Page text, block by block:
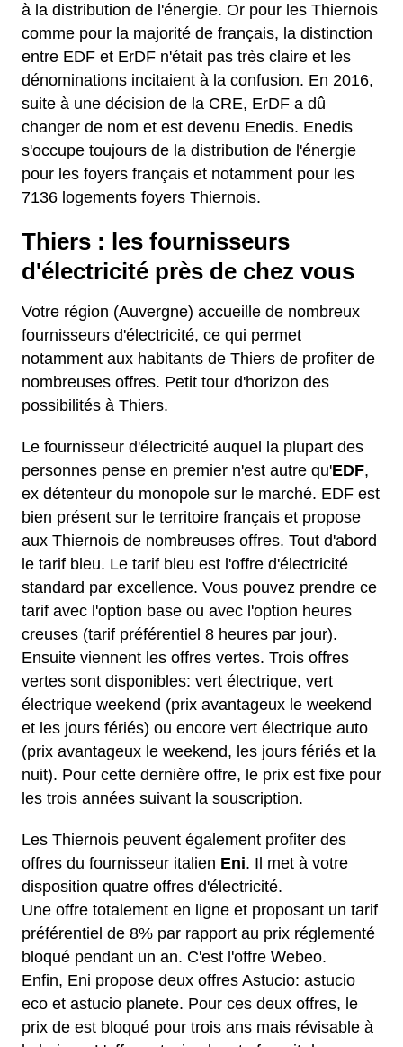
à la distribution de l'énergie. Or pour les Thiernois
comme pour la majorité de français, la distinction
entre EDF et ErDF n'était pas très claire et les
dénominations incitaient à la confusion. En 2016,
suite à une décision de la CRE, ErDF a dû
changer de nom et est devenu Enedis. Enedis
s'occupe toujours de la distribution de l'énergie
pour les foyers français et notamment pour les
7136 logements foyers Thiernois.
Thiers : les fournisseurs
d'électricité près de chez vous
Votre région (Auvergne) accueille de nombreux
fournisseurs d'électricité, ce qui permet
notamment aux habitants de Thiers de profiter de
nombreuses offres. Petit tour d'horizon des
possibilités à Thiers.
Le fournisseur d'électricité auquel la plupart des
personnes pense en premier n'est autre qu'EDF,
ex détenteur du monopole sur le marché. EDF est
bien présent sur le territoire français et propose
aux Thiernois de nombreuses offres. Tout d'abord
le tarif bleu. Le tarif bleu est l'offre d'électricité
standard par excellence. Vous pouvez prendre ce
tarif avec l'option base ou avec l'option heures
creuses (tarif préférentiel 8 heures par jour).
Ensuite viennent les offres vertes. Trois offres
vertes sont disponibles: vert électrique, vert
électrique weekend (prix avantageux le weekend
et les jours fériés) ou encore vert électrique auto
(prix avantageux le weekend, les jours fériés et la
nuit). Pour cette dernière offre, le prix est fixe pour
les trois années suivant la souscription.
Les Thiernois peuvent également profiter des
offres du fournisseur italien Eni. Il met à votre
disposition quatre offres d'électricité.
Une offre totalement en ligne et proposant un tarif
préférentiel de 8% par rapport au prix réglementé
bloqué pendant un an. C'est l'offre Webeo.
Enfin, Eni propose deux offres Astucio: astucio
eco et astucio planete. Pour ces deux offres, le
prix de est bloqué pour trois ans mais révisable à